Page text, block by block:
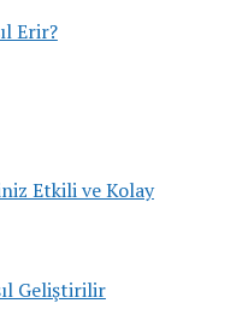
Erir?
Etkili ve Kolay
Geliştirilir